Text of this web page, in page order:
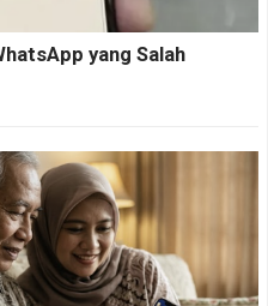
yang Salah